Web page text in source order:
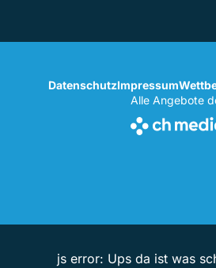
DatenschutzImpressum
Alle Angebote
js error: Ups da ist was